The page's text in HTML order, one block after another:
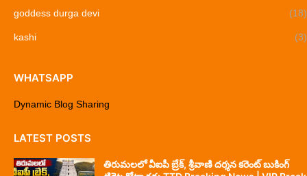
goddess durga devi (18)
kashi (3)
WHATSAPP
Dynamic Blog Sharing
LATEST POSTS
తిరుమలలో వీఐపీ బ్రేక్, శ్రీవాణి దర్శన కరెంట్ బుకింగ్